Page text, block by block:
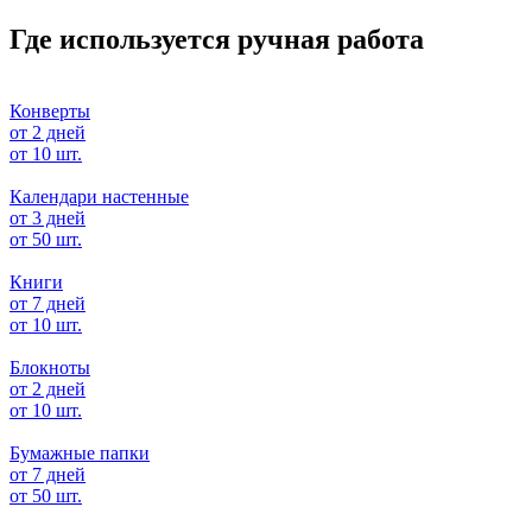
Где используется ручная работа
Конверты
от 2 дней
от 10 шт.
Календари настенные
от 3 дней
от 50 шт.
Книги
от 7 дней
от 10 шт.
Блокноты
от 2 дней
от 10 шт.
Бумажные папки
от 7 дней
от 50 шт.